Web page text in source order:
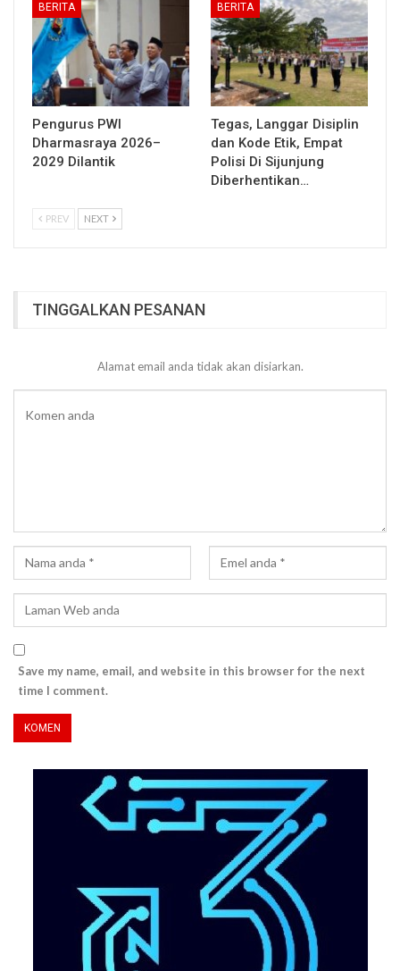
BERITA
Pengurus PWI
Dharmasraya 2026–
2029 Dilantik
BERITA
Tegas, Langgar Disiplin
dan Kode Etik, Empat
Polisi Di Sijunjung
Diberhentikan…
PREV NEXT
TINGGALKAN PESANAN
Alamat email anda tidak akan disiarkan.
Save my name, email, and website in this browser for the next
time I comment.